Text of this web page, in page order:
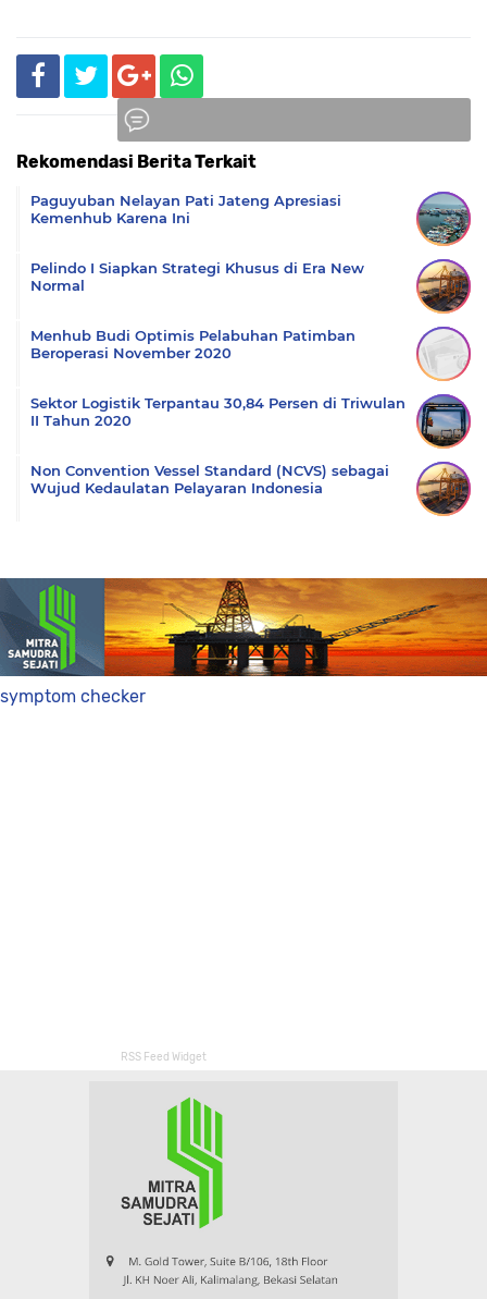
Rekomendasi Berita Terkait
Paguyuban Nelayan Pati Jateng Apresiasi
Kemenhub Karena Ini
Pelindo I Siapkan Strategi Khusus di Era New
Normal
Menhub Budi Optimis Pelabuhan Patimban
Beroperasi November 2020
Sektor Logistik Terpantau 30,84 Persen di Triwulan
II Tahun 2020
Non Convention Vessel Standard (NCVS) sebagai
Wujud Kedaulatan Pelayaran Indonesia
symptom checker
RSS Feed Widget